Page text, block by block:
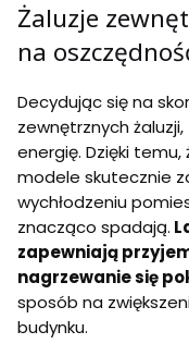
Żaluzje
na
Decydując się na
zewnętrznych
energię. Dzięki
modele skutecznie
wychłodzeniu
znacząco spadają.
zapewniają
nagrzewanie się
sposób na
budynku.